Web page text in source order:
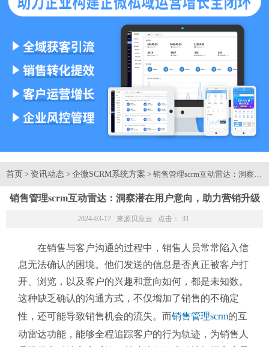
首页 > 资讯动态 > 企微SCRM系统方案 > 销售管理scrm互动雷达：洞察
销售管理scrm互动雷达：洞察潜在用户意向，助力营销升级
2024-03-17 来源 贝应云 点击： 31
在销售与客户沟通的过程中，销售人员常常陷入信
息无法确认的困境。他们发送的信息是否真正被客户打
开、浏览，以及客户的兴趣和意向如何，都是未知数。
这种缺乏确认的沟通方式，不仅增加了销售的不确定
性，还可能导致销售机会的流失。而销售管理scrm的互
动雷达功能，能够全程追踪客户的行为轨迹，为销售人